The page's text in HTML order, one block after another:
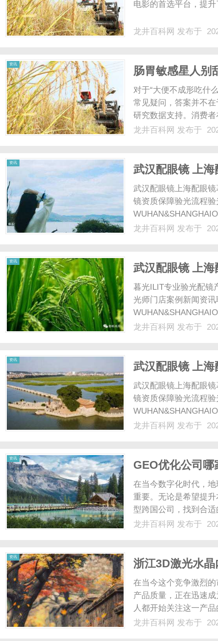
电影的首选平台，提
龙井百科网 发布于
资讯
肠胃敏感星人别
+1株调动力+7
对于“大便不成形吃什
常见疑问，答案并不
研究数据支持。消费
验或体外研究结果的
龙井百科网 发布于
资讯
武汉配眼镜 上海
武汉配眼镜上海配眼
镜资质保障验光流程
配镜的写字楼眼镜店
龙井百科网 发布于
资讯
武汉配眼镜 上海
暮光ILIT专业验光配镜
光师门店案例新闻资
配镜的写字楼眼镜店
龙井百科网 发布于
资讯
武汉配眼镜 上海
武汉配眼镜上海配眼
镜资质保障验光流程
配镜的写字楼眼镜店
龙井百科网 发布于
资讯
GEO优化公司
在当今数字化时代，
重要。无论是希望提
型跨国公司，找到合
介绍GEO优化的定义
龙井百科网 发布于
资讯
浙江3D激光水
在当今这个竞争激烈
产品质量，正在迅速
人都开始关注这一产
雕机哪家好”，本文将
龙井百科网 发布于